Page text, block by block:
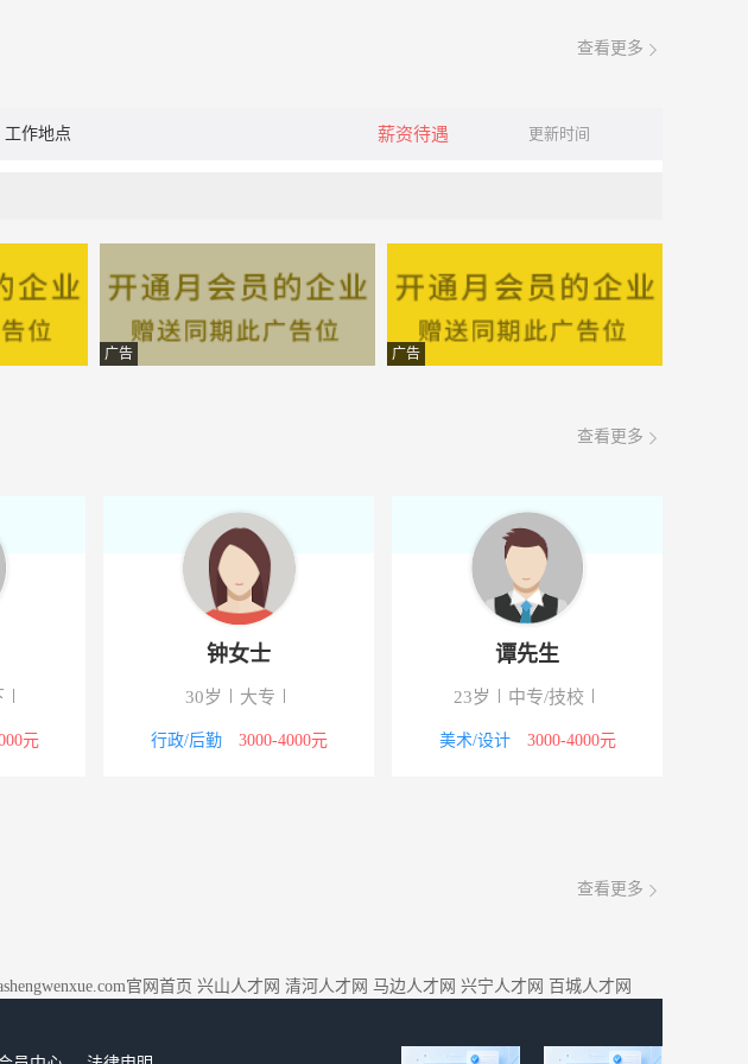
查看更多
工作地点 薪资待遇 更新时间
广告 广告
查看更多
元
钟女士
30岁 大专
行政/后勤 3000-4000元
谭先生
23岁 中专/技校
美术/设计 3000-4000元
查看更多
官网首页 兴山人才网 清河人才网 马边人才网 兴宁人才网 百城人才网